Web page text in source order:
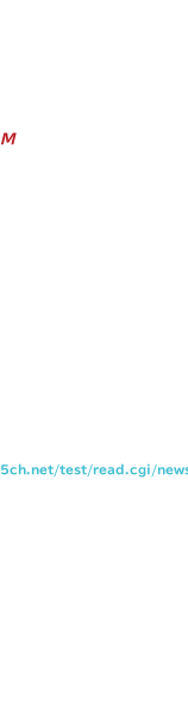
test/read.cgi/